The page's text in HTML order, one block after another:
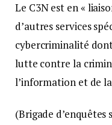
Le C3N est en «
d’autres services
cybercriminalité
lutte contre la
l’information et de
(Brigade